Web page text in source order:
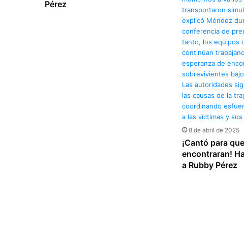
Pérez
8 de abril de 2025
¡Cantó para
encontraran!
a Rubby Pérez